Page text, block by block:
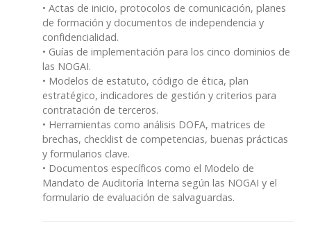
• Actas de inicio, protocolos de comunicación, planes
de formación y documentos de independencia y
confidencialidad.
• Guías de implementación para los cinco dominios de
las NOGAI.
• Modelos de estatuto, código de ética, plan
estratégico, indicadores de gestión y criterios para
contratación de terceros.
• Herramientas como análisis DOFA, matrices de
brechas, checklist de competencias, buenas prácticas
y formularios clave.
• Documentos específicos como el Modelo de
Mandato de Auditoría Interna según las NOGAI y el
formulario de evaluación de salvaguardas.